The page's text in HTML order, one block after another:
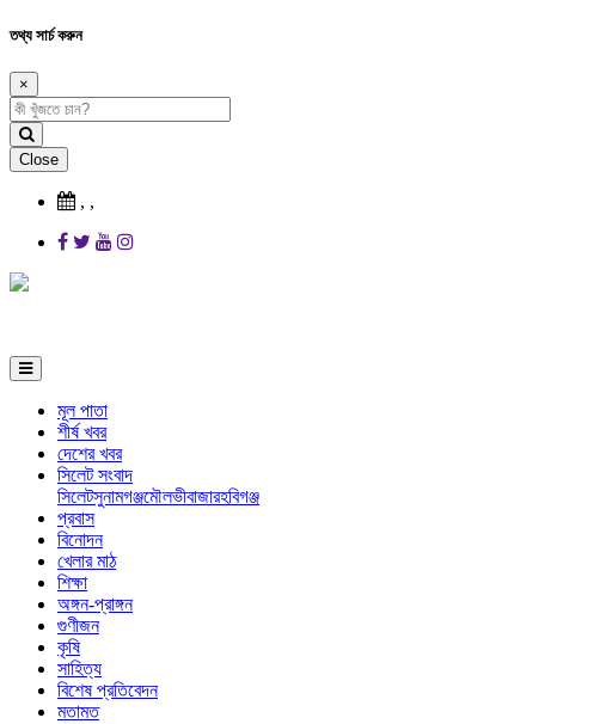
তথ্য সার্চ করুন
×
Close
, ,
মূল পাতা
শীর্ষ খবর
দেশের খবর
সিলেট সংবাদ
সিলেটসুনামগঞ্জমৌলভীবাজারহবিগঞ্জ
প্রবাস
বিনোদন
খেলার মাঠ
শিক্ষা
অঙ্গন-প্রাঙ্গন
গুণীজন
কৃষি
সাহিত্য
বিশেষ প্রতিবেদন
মতামত